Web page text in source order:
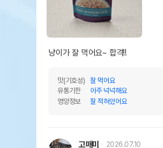
냥이가 잘 먹어요~ 합격!!
맛(기호성)
잘 먹어요
유통기한
아주 넉넉해요
영양정보
잘 적혀있어요
고매미 2026.07.10